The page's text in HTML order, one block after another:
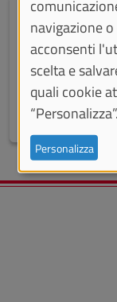
Bando TNE-
Il bando del
per finanziare
(TNE),
navigazione
acconsenti
scelta e
quali cookie
“Personalizza”.
Personalizza